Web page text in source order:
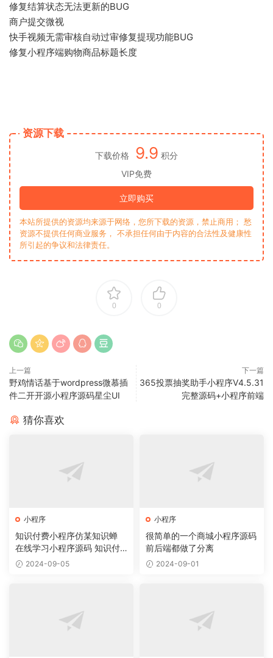
修复结算状态无法更新的BUG
商户提交微视
快手视频无需审核自动过审修复提现功能BUG
修复小程序端购物商品标题长度
资源下载
下载价格 9.9 积分
VIP免费
立即购买
本站所提供的资源均来源于网络，您所下载的资源，禁止商用； 愁
资源不提供任何商业服务， 不承担任何由于内容的合法性及健康性
所引起的争议和法律责任。
0 0
上一篇
野鸡情话基于wordpress微慕插
件二开开源小程序源码星尘UI
下一篇
365投票抽奖助手小程序V4.5.31
完整源码+小程序前端
猜你喜欢
小程序
知识付费小程序仿某知识蝉
在线学习小程序源码 知识付
费系统2024-09-05
小程序
很简单的一个商城小程序源码
前后端都做了分离
2024-09-01